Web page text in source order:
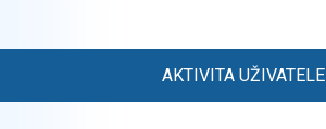
AKTIVITA UŽIVATELE